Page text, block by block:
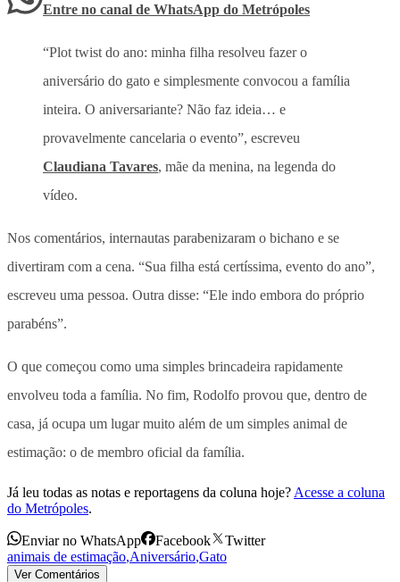
Entre no canal de WhatsApp do Metrópoles
“Plot twist do ano: minha filha resolveu fazer o
aniversário do gato e simplesmente convocou a família
inteira. O aniversariante? Não faz ideia… e
provavelmente cancelaria o evento”, escreveu
Claudiana Tavares, mãe da menina, na legenda do
vídeo.
Nos comentários, internautas parabenizaram o bichano e se
divertiram com a cena. “Sua filha está certíssima, evento do ano”,
escreveu uma pessoa. Outra disse: “Ele indo embora do próprio
parabéns”.
O que começou como uma simples brincadeira rapidamente
envolveu toda a família. No fim, Rodolfo provou que, dentro de
casa, já ocupa um lugar muito além de um simples animal de
estimação: o de membro oficial da família.
Já leu todas as notas e reportagens da coluna hoje? Acesse a coluna
do Metrópoles.
Enviar no WhatsApp Facebook
Twitter
animais de estimação,Aniversário,Gato
Ver Comentários